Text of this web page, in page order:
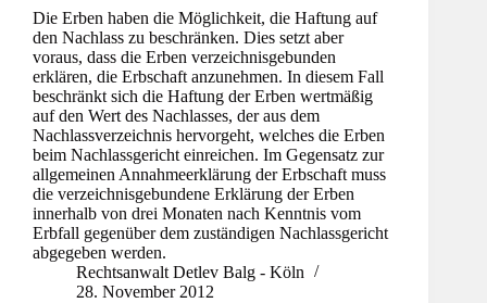
Die Erben haben die Möglichkeit, die Haftung auf
den Nachlass zu beschränken. Dies setzt aber
voraus, dass die Erben verzeichnisgebunden
erklären, die Erbschaft anzunehmen. In diesem Fall
beschränkt sich die Haftung der Erben wertmäßig
auf den Wert des Nachlasses, der aus dem
Nachlassverzeichnis hervorgeht, welches die Erben
beim Nachlassgericht einreichen. Im Gegensatz zur
allgemeinen Annahmeerklärung der Erbschaft muss
die verzeichnisgebundene Erklärung der Erben
innerhalb von drei Monaten nach Kenntnis vom
Erbfall gegenüber dem zuständigen Nachlassgericht
abgegeben werden.
Rechtsanwalt Detlev Balg - Köln
28. November 2012